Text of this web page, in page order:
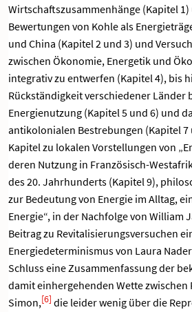
Wirtschaftszusammenhänge (Kapitel
Bewertungen von Kohle als
und China (Kapitel 2 und 3) und
zwischen Ökonomie, Energetik und
integrativ zu entwerfen (Kapitel 4), bis
Rückständigkeit verschiedener Länder
Energienutzung (Kapitel 5 und 6) und
antikolonialen Bestrebungen (Kapitel 7
Kapitel zu lokalen Vorstellungen von
deren Nutzung in Französisch-
des 20. Jahrhunderts (Kapitel 9),
zur Bedeutung von Energie im Alltag,
Energie“, in der Nachfolge von William
Beitrag zu Revitalisierungsversuchen
Energiedeterminismus von Laura
Schluss eine Zusammenfassung der
damit einhergehenden Wette zwischen
Simon,[6] die leider wenig über die